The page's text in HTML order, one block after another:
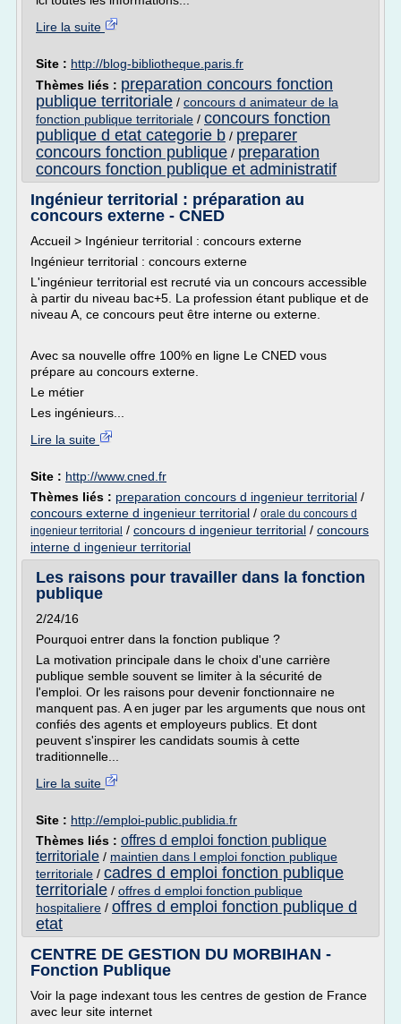
Lire la suite
Site : http://blog-bibliotheque.paris.fr
Thèmes liés : preparation concours fonction
publique territoriale / concours d animateur de la
fonction publique territoriale / concours fonction
publique d etat categorie b / preparer
concours fonction publique / preparation
concours fonction publique et administratif
Ingénieur territorial : préparation au
concours externe - CNED
Accueil > Ingénieur territorial : concours externe
Ingénieur territorial : concours externe
L'ingénieur territorial est recruté via un concours accessible
à partir du niveau bac+5. La profession étant publique et de
niveau A, ce concours peut être interne ou externe.
Avec sa nouvelle offre 100% en ligne Le CNED vous
prépare au concours externe.
Le métier
Les ingénieurs...
Lire la suite
Site : http://www.cned.fr
Thèmes liés : preparation concours d ingenieur territorial /
concours externe d ingenieur territorial / orale du concours d
ingenieur territorial / concours d ingenieur territorial / concours
interne d ingenieur territorial
Les raisons pour travailler dans la fonction
publique
2/24/16
Pourquoi entrer dans la fonction publique ?
La motivation principale dans le choix d'une carrière
publique semble souvent se limiter à la sécurité de
l'emploi. Or les raisons pour devenir fonctionnaire ne
manquent pas. A en juger par les arguments que nous ont
confiés des agents et employeurs publics. Et dont
peuvent s'inspirer les candidats soumis à cette
traditionnelle...
Lire la suite
Site : http://emploi-public.publidia.fr
Thèmes liés : offres d emploi fonction publique
territoriale / maintien dans l emploi fonction publique
territoriale / cadres d emploi fonction publique
territoriale / offres d emploi fonction publique
hospitaliere / offres d emploi fonction publique d
etat
CENTRE DE GESTION DU MORBIHAN -
Fonction Publique
Voir la page indexant tous les centres de gestion de France
avec leur site internet